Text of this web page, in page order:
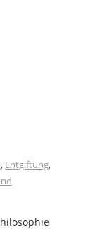
, Entgiftung,